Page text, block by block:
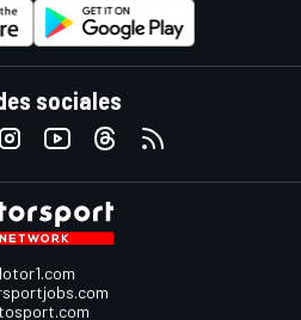
sociales